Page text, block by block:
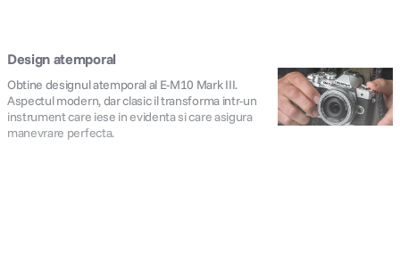
Design atemporal
Obtine designul atemporal al E-M10 Mark III.
Aspectul modern, dar clasic il transforma intr-un
instrument care iese in evidenta si care asigura
manevrare perfecta.